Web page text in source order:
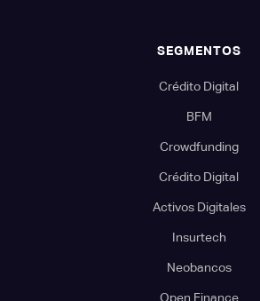
SEGMENTOS
Crédito Digital
BFM
Crowdfunding
Crédito Digital
Activos Digitales
Insurtech
Neobancos
Open Finance